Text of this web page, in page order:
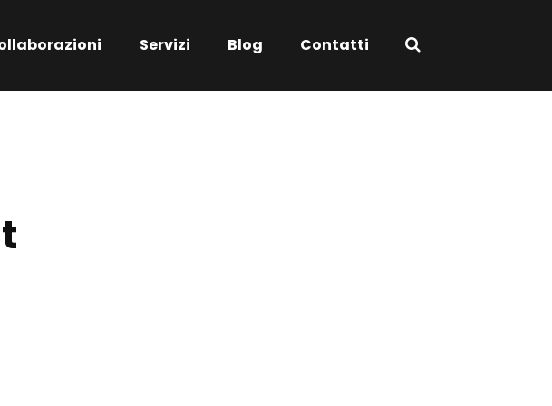
Servizi Blog Contatti